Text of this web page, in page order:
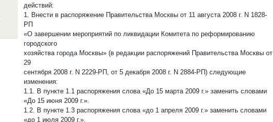
действий:
1. Внести в распоряжение Правительства Москвы от 11 августа 2008 г. N 1828-
РП
«О завершении мероприятий по ликвидации Комитета по реформированию
городского
хозяйства города Москвы» (в редакции распоряжений Правительства Москвы от
29
сентября 2008 г. N 2229-РП, от 5 декабря 2008 г. N 2884-РП) следующие
изменения:
1.1. В пункте 1.1 распоряжения слова «До 15 марта 2009 г.» заменить словами
«До 15 июня 2009 г.».
1.2. В пункте 1.3 распоряжения слова «до 1 апреля 2009 г.» заменить словами
«до 1 июля 2009 г.».